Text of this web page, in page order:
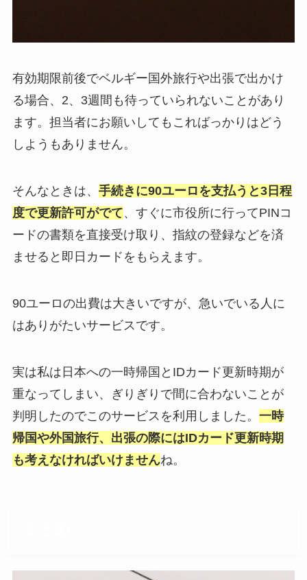
有効期限前後でベルギー国外旅行や出張で出かけ
る場合、2、3週間も待っていられないことがあり
ます。担当者にお願いしてもこればっかりはどう
しようもありません。
そんなときは、 手続きに90ユーロを支払うと3日程
度で更新許可がでて、すぐに市役所に行ってPINコ
ードの書類を直接受け取り、指紋の登録などを済
ませると即日カードをもらえます。
90ユーロの出費は大きいですが、急いでいる人に
はありがたいサービスです。
実は私は日本への一時帰国とIDカード更新時期が
重なってしまい、ぎりぎりで間に合わないことが
判明したのでこのサービスを利用しました。 一時
帰国や外国旅行、出張の際にはIDカード更新時期
も考えなければいけませんね。